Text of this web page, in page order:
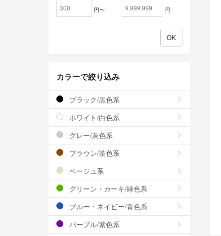
円〜 円
カラーで絞り込み
ブラック/黒色系
ホワイト/白色系
グレー/灰色系
ブラウン/茶色系
ベージュ系
グリーン・カーキ/緑色系
ブルー・ネイビー/青色系
パープル/紫色系